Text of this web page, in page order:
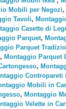
Mobili per Negozi,
Tavoli,
Casette di
Parquet,
Parquet
, Montaggio Parquet
,
Contropareti
Mobili in
, Montaggio
Velette in